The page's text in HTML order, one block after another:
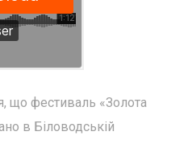
що фестиваль «Золота
в Біловодській